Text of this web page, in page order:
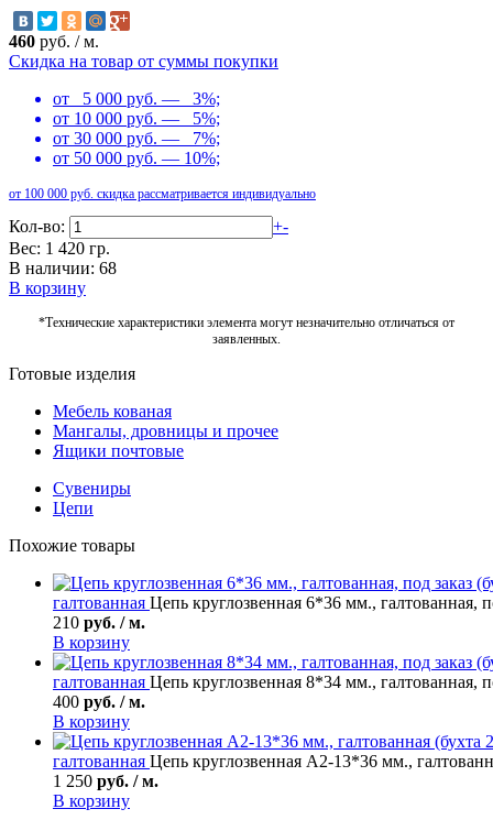
460 руб. /м.
Скидка на товар от суммы покупки
от 5 000 руб. — 3%;
от 10 000 руб. — 5%;
от 30 000 руб. — 7%;
от 50 000 руб. — 10%;
от 100 000 руб. скидка рассматривается индивидуально
Кол-во: +-
Вес: 1 420 гр.
В наличии: 68
В корзину
*Технические характеристики элемента могут незначительно отличаться от
заявленных.
Готовые изделия
Мебель кованая
Мангалы, дровницы и прочее
Ящики почтовые
Сувениры
Цепи
Похожие товары
галтованная Цепь круглозвенная 6*36 мм., галтованная,
210 руб. / м.
В корзину
галтованная Цепь круглозвенная 8*34 мм., галтованная,
400 руб. / м.
В корзину
галтованная Цепь круглозвенная А2-13*36 мм.,
1 250 руб. / м.
В корзину